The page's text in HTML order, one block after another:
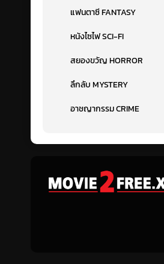
แฟนตาซี FANTASY
หนังไซไฟ SCI-FI
สยองขวัญ HORROR
ลึกลับ MYSTERY
อาชญากรรม CRIME